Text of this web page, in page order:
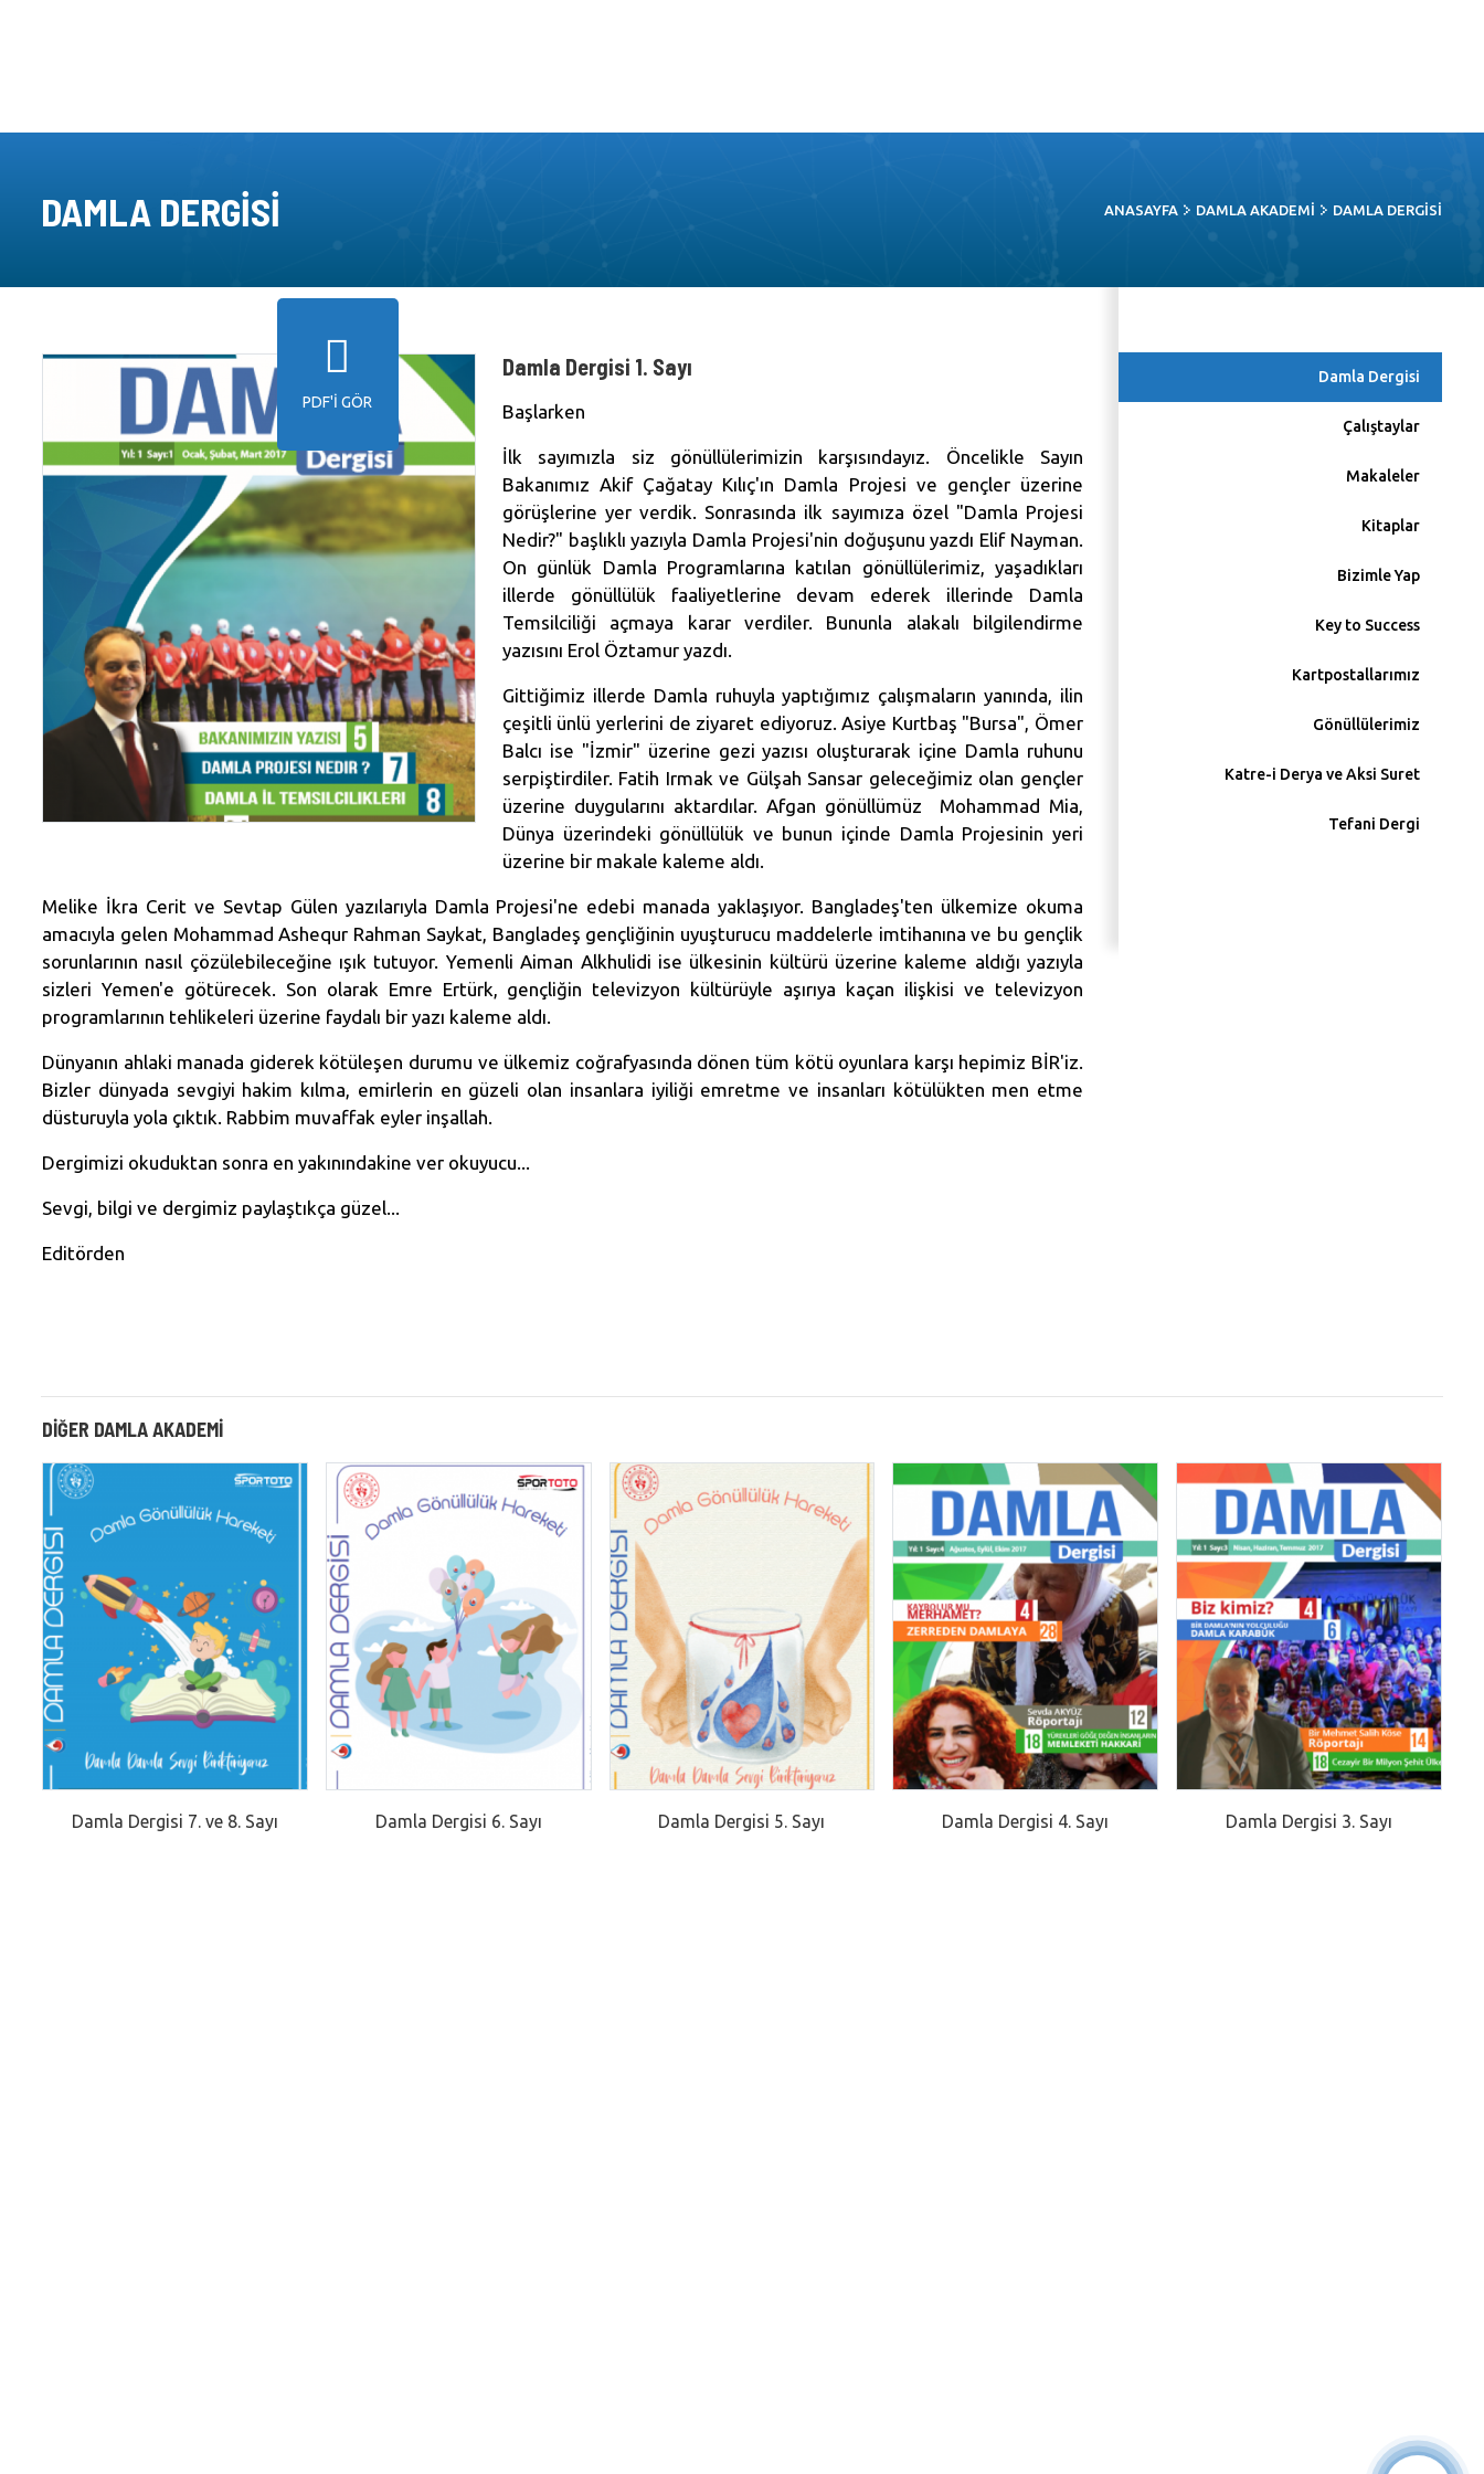
DAMLA DERGISI ANASAYFA DAMLA AKADEMI DAMLA DERGISI
PDF'I GÖR
Damla Dergisi 1. Sayı
Başlarken
İlk sayımızla siz gönüllülerimizin karşısındayız. Öncelikle Sayın
Bakanımız Akif Çağatay Kılıç'ın Damla Projesi ve gençler üzerine
görüşlerine yer verdik. Sonrasında ilk sayımıza özel "Damla Projesi
Nedir?" başlıklı yazıyla Damla Projesi'nin doğuşunu yazdı Elif Nayman.
On günlük Damla Programlarına katılan gönüllülerimiz, yaşadıkları
illerde gönüllülük faaliyetlerine devam ederek illerinde Damla
Temsilciliği açmaya karar verdiler. Bununla alakalı bilgilendirme
yazısını Erol Öztamur yazdı.
Gittiğimiz illerde Damla ruhuyla yaptığımız çalışmaların yanında, ilin
çeşitli ünlü yerlerini de ziyaret ediyoruz. Asiye Kurtbaş "Bursa", Ömer
Balcı ise "İzmir" üzerine gezi yazısı oluşturarak içine Damla ruhunu
serpiştirdiler. Fatih Irmak ve Gülşah Sansar geleceğimiz olan gençler
üzerine duygularını aktardılar. Afgan gönüllümüz Mohammad Mia,
Dünya üzerindeki gönüllülük ve bunun içinde Damla Projesinin yeri
üzerine bir makale kaleme aldı.
Melike İkra Cerit ve Sevtap Gülen yazılarıyla Damla Projesi'ne edebi manada yaklaşıyor. Bangladeş'ten ülkemize okuma
amacıyla gelen Mohammad Ashequr Rahman Saykat, Bangladeş gençliğinin uyuşturucu maddelerle imtihanına ve bu gençlik
sorunlarının nasıl çözülebileceğine ışık tutuyor. Yemenli Aiman Alkhulidi ise ülkesinin kültürü üzerine kaleme aldığı yazıyla
sizleri Yemen'e götürecek. Son olarak Emre Ertürk, gençliğin televizyon kültürüyle aşırıya kaçan ilişkisi ve televizyon
programlarının tehlikeleri üzerine faydalı bir yazı kaleme aldı.
Dünyanın ahlaki manada giderek kötüleşen durumu ve ülkemiz coğrafyasında dönen tüm kötü oyunlara karşı hepimiz BİR'iz.
Bizler dünyada sevgiyi hakim kılma, emirlerin en güzeli olan insanlara iyiliği emretme ve insanları kötülükten men etme
düsturuyla yola çıktık. Rabbim muvaffak eyler inşallah.
Dergimizi okuduktan sonra en yakınındakine ver okuyucu...
Sevgi, bilgi ve dergimiz paylaştıkça güzel...
Editörden
Damla Dergisi
Çalıştaylar
Makaleler
Kitaplar
Bizimle Yap
Key to Success
Kartpostallarımız
Gönüllülerimiz
Katre-i Derya ve Aksi Suret
Tefani Dergi
DIĞER DAMLA AKADEMI
Damla Dergisi 7. ve 8. Sayı Damla Dergisi 6. Sayı Damla Dergisi 5. Sayı Damla Dergisi 4. Sayı Damla Dergisi 3. Sayı